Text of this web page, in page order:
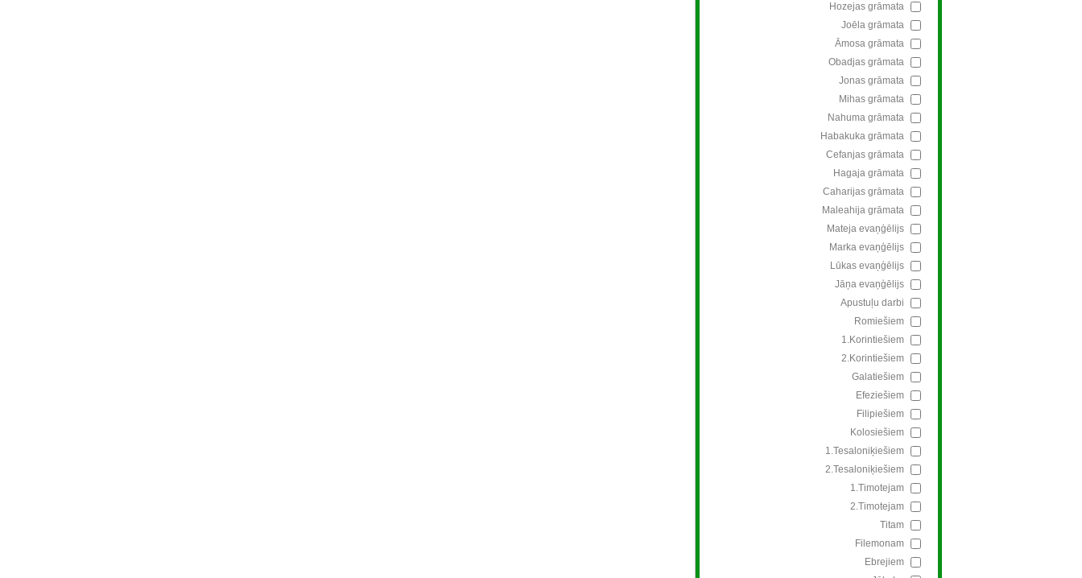
Hozejas grāmata
Joēla grāmata
Āmosa grāmata
Obadjas grāmata
Jonas grāmata
Mihas grāmata
Nahuma grāmata
Habakuka grāmata
Cefanjas grāmata
Hagaja grāmata
Caharijas grāmata
Maleahija grāmata
Mateja evaņģēlijs
Marka evaņģēlijs
Lūkas evaņģēlijs
Jāņa evaņģēlijs
Apustuļu darbi
Romiešiem
1.Korintiešiem
2.Korintiešiem
Galatiešiem
Efeziešiem
Filipiešiem
Kolosiešiem
1.Tesaloniķiešiem
2.Tesaloniķiešiem
1.Timotejam
2.Timotejam
Titam
Filemonam
Ebrejiem